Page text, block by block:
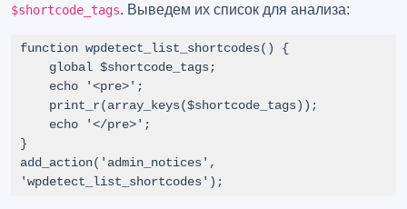
$shortcode_tags. Выведем их список для анализа:
function wpdetect_list_shortcodes() {
}
add_action('admin_notices',
'wpdetect_list_shortcodes');